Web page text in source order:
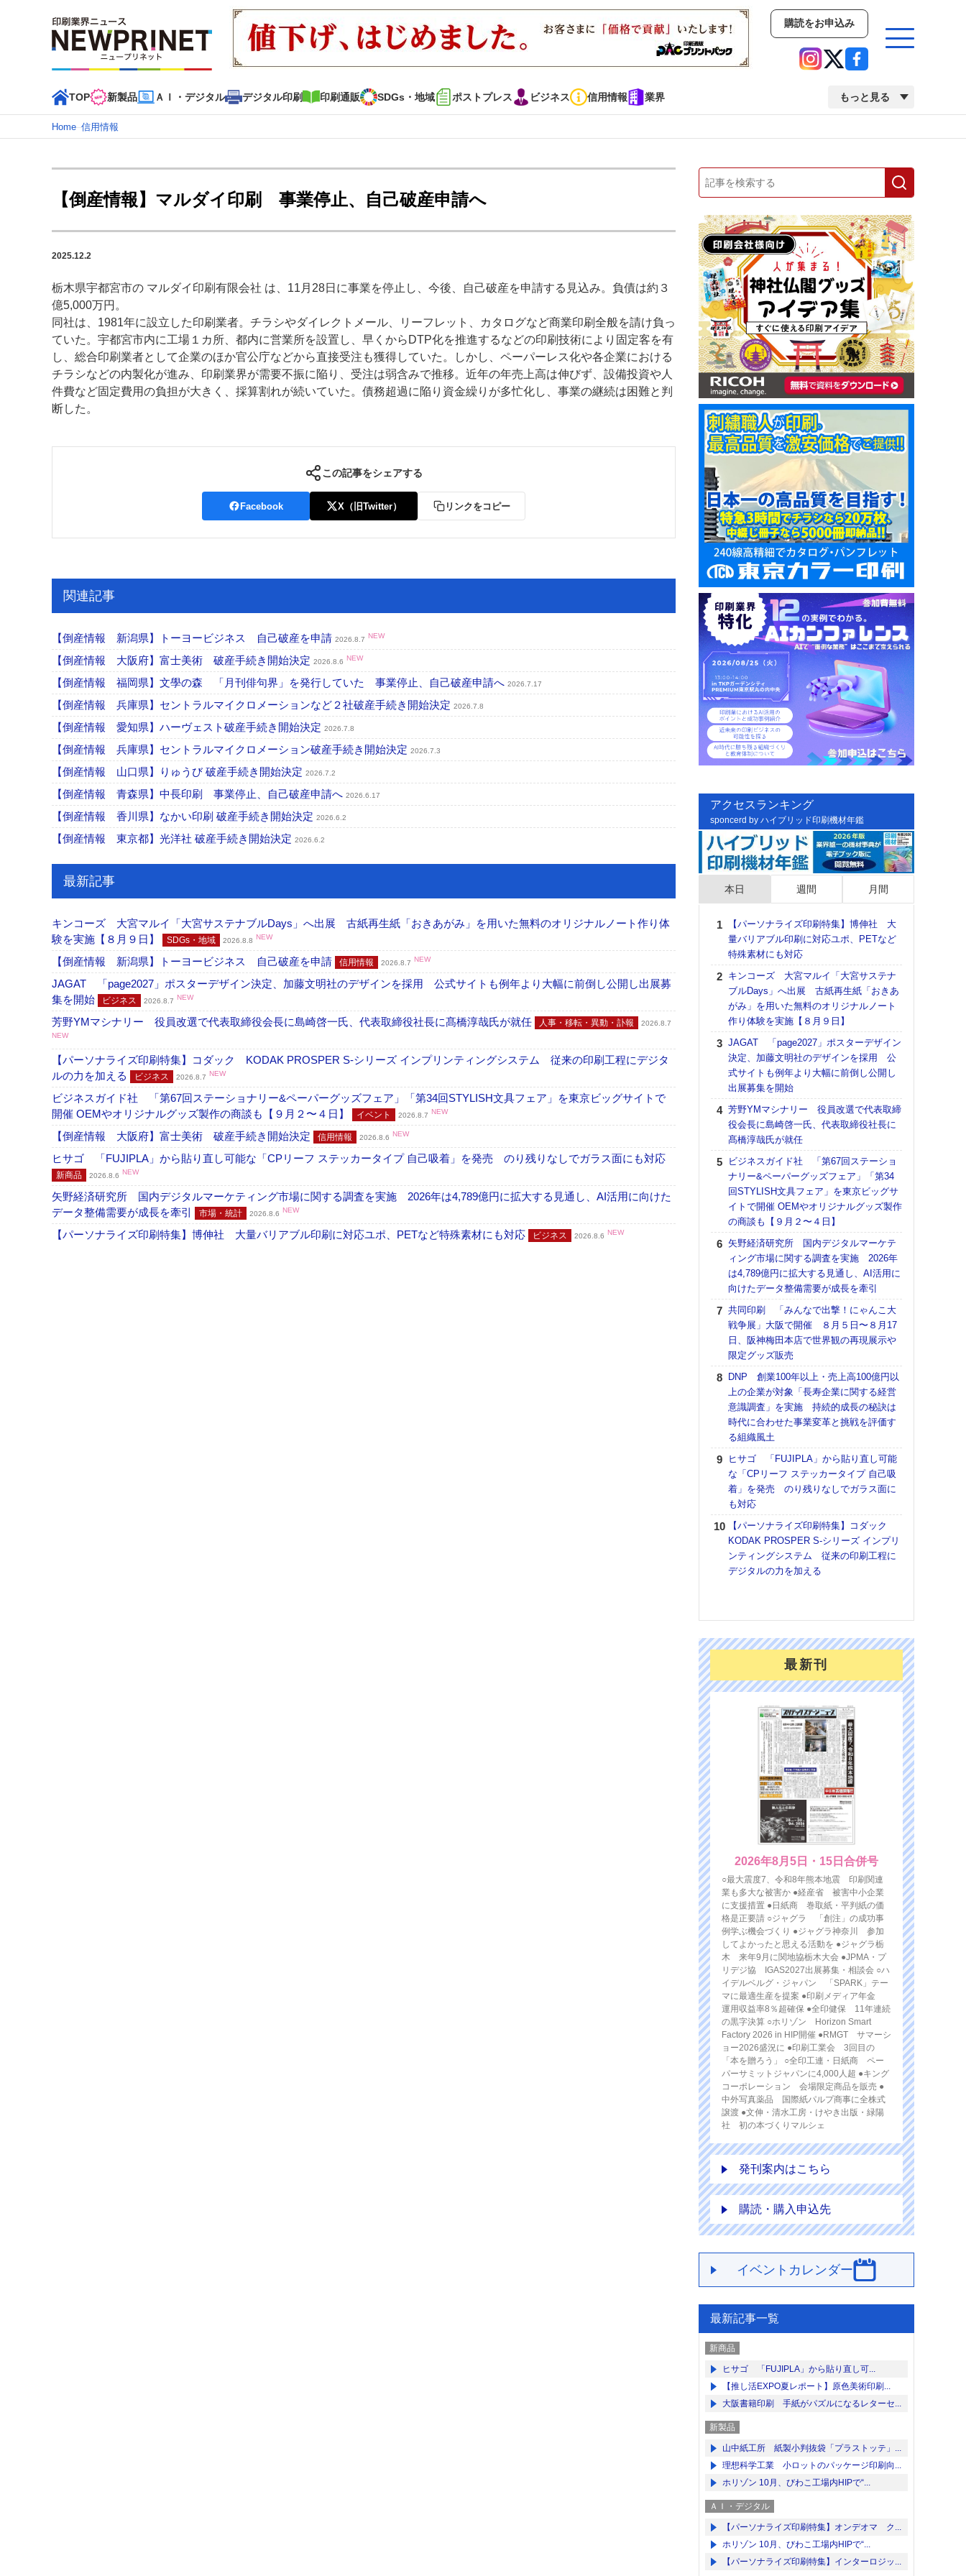
購読をお申込み
TOP 新製品 ＡＩ・デジタル デジタル印刷 印刷通販 SDGs・地域 ポストプレス ビジネス 信用情報 業界 もっと見る
イベント
インデックス
TOP 新着記事 特集記事 動画コンテンツ インタビュー コレクション
カテゴリー一覧
新商品 新製品 ＡＩ・デジタル デジタル印刷 印刷通販 SDGs・地域 ポストプレス ビジネス イベント 信用情報 業界 市場・統計 人事・移転・異動・訃報
特集記事カテゴリー一覧
2022 見える化・MIS特集 特集・デジタル印刷 アイデアで勝負！ ～多様なビジネス・多彩な商材～ JAPAN PACK 2023 特集 中古印刷機・製本機特集
2022 検査・校正特集
特集・デジタル印刷 ～ 新成長軌道を描く
案内
発刊案内 JFPI印刷用語集 印刷機材年鑑
運営
Home–信用情報
【倒産情報】マルダイ印刷 事業停止、自己破産申請へ
2025.12.2
栃木県宇都宮市の マルダイ印刷有限会社 は、11月28日に事業を停止し、今後、自己破産を申請する見込み。負債は約３
億5,000万円。
同社は、1981年に設立した印刷業者。チラシやダイレクトメール、リーフレット、カタログなど商業印刷全般を請け負っ
ていた。宇都宮市内に工場１カ所、都内に営業所を設置し、早くからDTP化を推進するなどの印刷技術により固定客を有
し、総合印刷業者として企業のほか官公庁などから直接受注も獲得していた。しかし、ペーパーレス化や各企業における
チラシなどの内製化が進み、印刷業界が需要不振に陥り、受注は弱含みで推移。近年の年売上高は伸びず、設備投資や人
件費など固定費用の負担が大きく、採算割れが続いていた。債務超過に陥り資金繰りが多忙化し、事業の継続は困難と判
断した。
この記事をシェアする
Facebook X（旧Twitter） リンクをコピー
関連記事
【倒産情報 新潟県】トーヨービジネス 自己破産を申請 2026.8.7 NEW
【倒産情報 大阪府】富士美術 破産手続き開始決定 2026.8.6 NEW
【倒産情報 福岡県】文學の森 「月刊俳句界」を発行していた 事業停止、自己破産申請へ 2026.7.17
【倒産情報 兵庫県】セントラルマイクロメーションなど２社破産手続き開始決定 2026.7.8
【倒産情報 愛知県】ハーヴェスト破産手続き開始決定 2026.7.8
【倒産情報 兵庫県】セントラルマイクロメーション破産手続き開始決定 2026.7.3
【倒産情報 山口県】りゅうび 破産手続き開始決定 2026.7.2
【倒産情報 青森県】中長印刷 事業停止、自己破産申請へ 2026.6.17
【倒産情報 香川県】なかい印刷 破産手続き開始決定 2026.6.2
【倒産情報 東京都】光洋社 破産手続き開始決定 2026.6.2
最新記事
キンコーズ 大宮マルイ「大宮サステナブルDays」へ出展 古紙再生紙「おきあがみ」を用いた無料のオリジナルノート作り体
験を実施【８月９日】
SDGs・地域 2026.8.8 NEW
【倒産情報 新潟県】トーヨービジネス 自己破産を申請 信用情報 2026.8.7 NEW
JAGAT 「page2027」ポスターデザイン決定、加藤文明社のデザインを採用 公式サイトも例年より大幅に前倒し公開し出展募
集を開始
ビジネス 2026.8.7 NEW
芳野YMマシナリー 役員改選で代表取締役会長に島崎啓一氏、代表取締役社長に髙橋淳哉氏が就任 人事・移転・異動・訃報
2026.8.7
NEW
【パーソナライズ印刷特集】コダック KODAK PROSPER S-シリーズ インプリンティングシステム 従来の印刷工程にデジタ
ルの力を加える
ビジネス 2026.8.7 NEW
ビジネスガイド社 「第67回ステーショナリー&ペーパーグッズフェア」「第34回STYLISH文具フェア」を東京ビッグサイトで
開催 OEMやオリジナルグッズ製作の商談も【９月２〜４日】
イベント 2026.8.7 NEW
【倒産情報 大阪府】富士美術 破産手続き開始決定 信用情報 2026.8.6 NEW
ヒサゴ 「FUJIPLA」から貼り直し可能な「CPリーフ ステッカータイプ 自己吸着」を発売 のり残りなしでガラス面にも対応
新商品 2026.8.6 NEW
矢野経済研究所 国内デジタルマーケティング市場に関する調査を実施 2026年は4,789億円に拡大する見通し、AI活用に向けた
データ整備需要が成長を牽引
市場・統計 2026.8.6 NEW
【パーソナライズ印刷特集】博伸社 大量バリアブル印刷に対応ユポ、PETなど特殊素材にも対応 ビジネス 2026.8.6 NEW
アクセスランキング
sponcerd by ハイブリッド印刷機材年鑑
本日 週間 月間
【パーソナライズ印刷特集】博伸社 大
量バリアブル印刷に対応ユポ、PETなど
特殊素材にも対応
キンコーズ 大宮マルイ「大宮サステナ
ブルDays」へ出展 古紙再生紙「おきあ
がみ」を用いた無料のオリジナルノート
作り体験を実施【８月９日】
JAGAT 「page2027」ポスターデザイン
決定、加藤文明社のデザインを採用 公
式サイトも例年より大幅に前倒し公開し
出展募集を開始
芳野YMマシナリー 役員改選で代表取締
役会長に島崎啓一氏、代表取締役社長に
髙橋淳哉氏が就任
ビジネスガイド社 「第67回ステーショ
ナリー&ペーパーグッズフェア」「第34
回STYLISH文具フェア」を東京ビッグサ
イトで開催 OEMやオリジナルグッズ製作
の商談も【９月２〜４日】
矢野経済研究所 国内デジタルマーケテ
ィング市場に関する調査を実施 2026年
は4,789億円に拡大する見通し、AI活用に
向けたデータ整備需要が成長を牽引
共同印刷 「みんなで出撃！にゃんこ大
戦争展」大阪で開催 ８月５日〜８月17
日、阪神梅田本店で世界観の再現展示や
限定グッズ販売
DNP 創業100年以上・売上高100億円以
上の企業が対象「長寿企業に関する経営
意識調査」を実施 持続的成長の秘訣は
時代に合わせた事業変革と挑戦を評価す
る組織風土
ヒサゴ 「FUJIPLA」から貼り直し可能
な「CPリーフ ステッカータイプ 自己吸
着」を発売 のり残りなしでガラス面に
も対応
【パーソナライズ印刷特集】コダック
KODAK PROSPER S-シリーズ インプリ
ンティングシステム 従来の印刷工程に
デジタルの力を加える
最新刊
2026年8月5日・15日合併号
○最大震度7、令和8年熊本地震 印刷関連
業も多大な被害か ●経産省 被害中小企業
に支援措置 ●日紙商 巻取紙・平判紙の価
格是正要請 ○ジャグラ 「創注」の成功事
例学ぶ機会づくり ●ジャグラ神奈川 参加
してよかったと思える活動を ●ジャグラ栃
木 来年9月に関地協栃木大会 ●JPMA・プ
リデジ協 IGAS2027出展募集・相談会 ○ハ
イデルベルグ・ジャパン 「SPARK」テー
マに最適生産を提案 ●印刷メディア年金
運用収益率8％超確保 ●全印健保 11年連続
の黒字決算 ○ホリゾン Horizon Smart
Factory 2026 in HIP開催 ●RMGT サマーシ
ョー2026盛況に ●印刷工業会 3回目の
「本を贈ろう」 ○全印工連・日紙商 ペー
パーサミットジャパンに4,000人超 ●キング
コーポレーション 会場限定商品を販売 ●
中外写真薬品 国際紙パルプ商事に全株式
譲渡 ●文伸・清水工房・けやき出版・緑陽
社 初の本づくりマルシェ
発刊案内はこちら
購読・購入申込先
イベントカレンダー
最新記事一覧
新商品
ヒサゴ 「FUJIPLA」から貼り直し可...
【推し活EXPO夏レポート】原色美術印刷...
大阪書籍印刷 手紙がパズルになるレターセ...
新製品
山中紙工所 紙製小判抜袋「プラストッテ」...
理想科学工業 小ロットのパッケージ印刷向...
ホリゾン 10月、びわこ工場内HIPで“...
ＡＩ・デジタル
【パーソナライズ印刷特集】オンデオマ ク...
ホリゾン 10月、びわこ工場内HIPで“...
【パーソナライズ印刷特集】インターロジッ...